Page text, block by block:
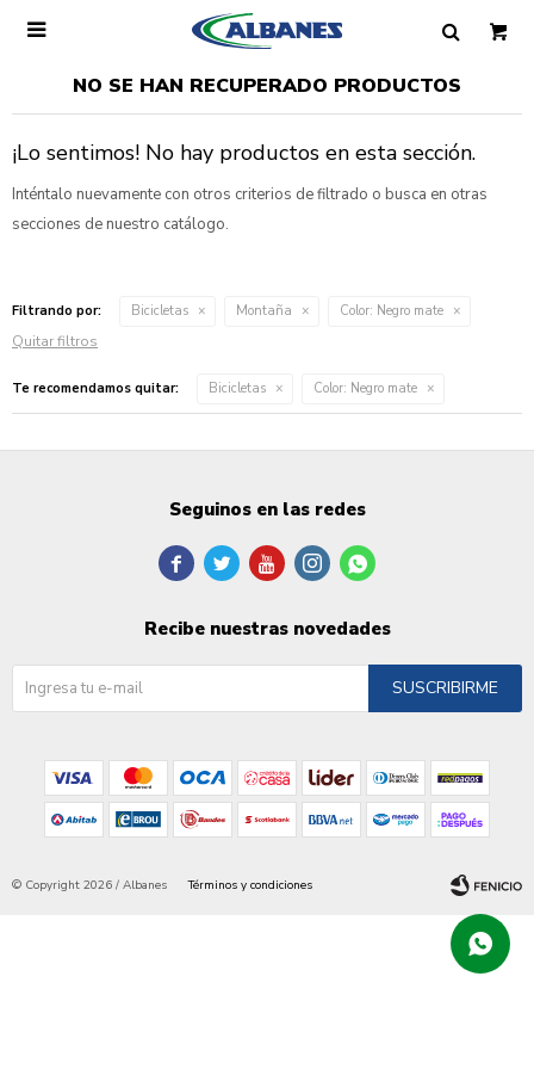

NO SE HAN RECUPERADO PRODUCTOS
¡Lo sentimos! No hay productos en esta sección.
Inténtalo nuevamente con otros criterios de filtrado o busca en otras
secciones de nuestro catálogo.
Filtrando por: Bicicletas Montaña Color: Negro mate
Quitar filtros
Te recomendamos quitar: Bicicletas Color: Negro mate
Seguinos en las redes
    
Recibe nuestras novedades
SUSCRIBIRME
© Copyright 2026 / Albanes Términos y condiciones